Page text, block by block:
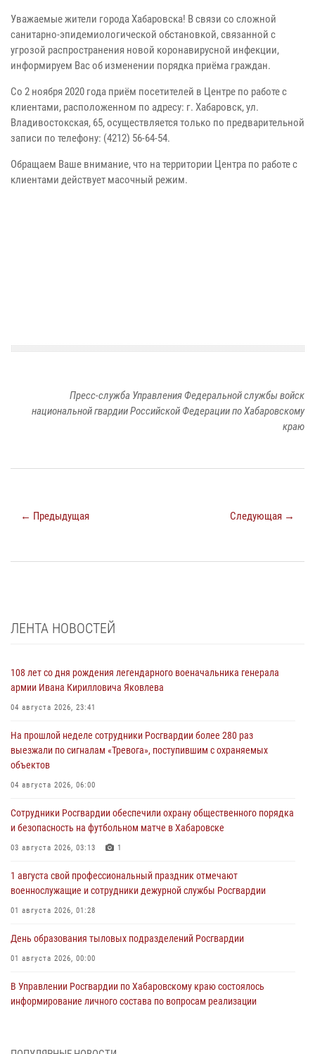
Уважаемые жители города Хабаровска! В связи со сложной
санитарно-эпидемиологической обстановкой, связанной с
угрозой распространения новой коронавирусной инфекции,
информируем Вас об изменении порядка приёма граждан.
Со 2 ноября 2020 года приём посетителей в Центре по работе с
клиентами, расположенном по адресу: г. Хабаровск, ул.
Владивостокская, 65, осуществляется только по предварительной
записи по телефону: (4212) 56-64-54.
Обращаем Ваше внимание, что на территории Центра по работе с
клиентами действует масочный режим.
Пресс-служба Управления Федеральной службы войск
национальной гвардии Российской Федерации по Хабаровскому
краю
← Предыдущая Следующая →
ЛЕНТА НОВОСТЕЙ
108 лет со дня рождения легендарного военачальника генерала
армии Ивана Кирилловича Яковлева
04 августа 2026, 23:41
На прошлой неделе сотрудники Росгвардии более 280 раз
выезжали по сигналам «Тревога», поступившим с охраняемых
объектов
04 августа 2026, 06:00
Сотрудники Росгвардии обеспечили охрану общественного порядка
и безопасность на футбольном матче в Хабаровске
03 августа 2026, 03:13 1
1 августа свой профессиональный праздник отмечают
военнослужащие и сотрудники дежурной службы Росгвардии
01 августа 2026, 01:28
День образования тыловых подразделений Росгвардии
01 августа 2026, 00:00
В Управлении Росгвардии по Хабаровскому краю состоялось
информирование личного состава по вопросам реализации